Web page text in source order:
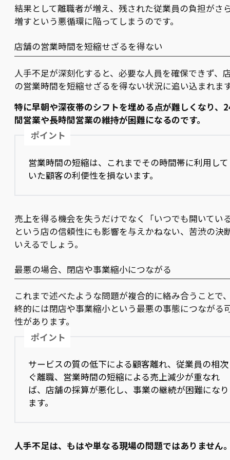
結果として離職者が増え、残された従業員の負担がさ
増すという悪循環に陥ってしまうのです。
店舗の営業時間を短縮せざるを得ない
人手不足が深刻化すると、必要な人員を確保できず、
の営業時間を短縮せざるを得ない状況に追い込まれま
特に早朝や深夜帯のシフトを埋める点が難しくなり、
間営業や長時間営業の維持が困難になるのです。
ポイント
営業時間の短縮は、これまでその時間帯に利用して
いた顧客の利便性を損ないます。
売上を得る機会を失うだけでなく「いつでも開いてい
という店の信頼性にも影響を与えかねない、苦渋の決
いえるでしょう。
最悪の場合、閉店や事業縮小につながる
これまで述べたような問題が複合的に絡み合うことで
終的には閉店や事業縮小という最悪の事態につながる
性があります。
ポイント
サービスの質の低下による顧客離れ、従業員の相次
ぐ離職、営業時間の短縮による売上減少が重なれ
ば、店舗の採算が悪化し、事業の継続が困難になり
ます。
人手不足は、もはや単なる現場の問題ではありません